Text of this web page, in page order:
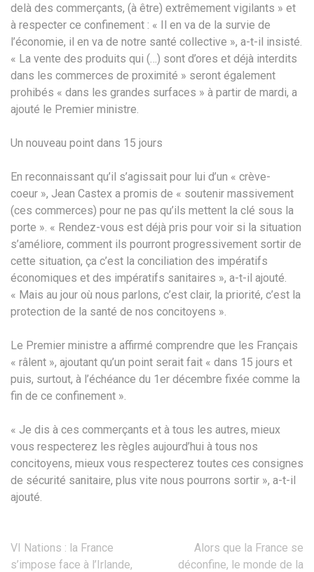
delà des commerçants, (à être) extrêmement vigilants » et
à respecter ce confinement : « Il en va de la survie de
l’économie, il en va de notre santé collective », a-t-il insisté.
« La vente des produits qui (…) sont d’ores et déjà interdits
dans les commerces de proximité » seront également
prohibés « dans les grandes surfaces » à partir de mardi, a
ajouté le Premier ministre.
Un nouveau point dans 15 jours
En reconnaissant qu’il s’agissait pour lui d’un « crève-
coeur », Jean Castex a promis de « soutenir massivement
(ces commerces) pour ne pas qu’ils mettent la clé sous la
porte ». « Rendez-vous est déjà pris pour voir si la situation
s’améliore, comment ils pourront progressivement sortir de
cette situation, ça c’est la conciliation des impératifs
économiques et des impératifs sanitaires », a-t-il ajouté.
« Mais au jour où nous parlons, c’est clair, la priorité, c’est la
protection de la santé de nos concitoyens ».
Le Premier ministre a affirmé comprendre que les Français
« râlent », ajoutant qu’un point serait fait « dans 15 jours et
puis, surtout, à l’échéance du 1er décembre fixée comme la
fin de ce confinement ».
« Je dis à ces commerçants et à tous les autres, mieux
vous respecterez les règles aujourd’hui à tous nos
concitoyens, mieux vous respecterez toutes ces consignes
de sécurité sanitaire, plus vite nous pourrons sortir », a-t-il
ajouté.
Navigation
de
VI Nations : la France
s’impose face à l’Irlande,
Alors que la France se
déconfine, le monde de la